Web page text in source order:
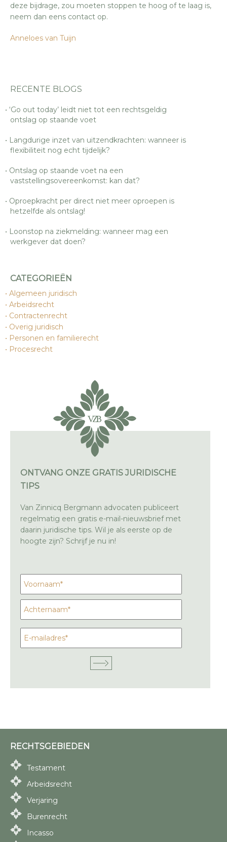
deze bijdrage, zou moeten stoppen te hoog of te laag is,
neem dan eens contact op.
Anneloes van Tuijn
RECENTE BLOGS
‘Go out today’ leidt niet tot een rechtsgeldig
ontslag op staande voet
Langdurige inzet van uitzendkrachten: wanneer is
flexibiliteit nog echt tijdelijk?
Ontslag op staande voet na een
vaststellingsovereenkomst: kan dat?
Oproepkracht per direct niet meer oproepen is
hetzelfde als ontslag!
Loonstop na ziekmelding: wanneer mag een
werkgever dat doen?
CATEGORIEËN
Algemeen juridisch
Arbeidsrecht
Contractenrecht
Overig juridisch
Personen en familierecht
Procesrecht
ONTVANG ONZE GRATIS JURIDISCHE
TIPS
Van Zinnicq Bergmann advocaten publiceert
regelmatig een gratis e-mail-nieuwsbrief met
daarin juridische tips. Wil je als eerste op de
hoogte zijn? Schrijf je nu in!
RECHTSGEBIEDEN
Testament
Arbeidsrecht
Verjaring
Burenrecht
Incasso